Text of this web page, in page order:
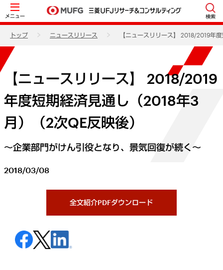
メニュー 検索
トップ ニュースリリース 【ニュースリリース】 2018/2019年
【ニュースリリース】 2018/2019
年度短期経済見通し（2018年3
月）（2次QE反映後）
～企業部門がけん引役となり、景気回復が続く～
2018/03/08
全文紹介PDFダウンロード